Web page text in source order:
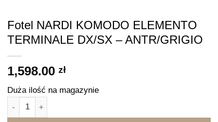
Fotel NARDI KOMODO ELEMENTO
TERMINALE DX/SX – ANTR/GRIGIO
1,598.00 zł
Duża ilość na magazynie
ilość Fotel NARDI KOMODO ELEMENTO TERMINALE DX/SX